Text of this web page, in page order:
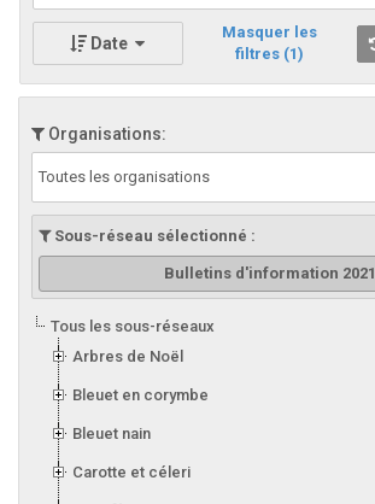
Date
Masquer les
filtres (1)
Organisations:
Toutes les organisations
Sous-réseau sélectionné :
Bulletins d'information 2021
Tous les sous-réseaux
Arbres de Noël
Bleuet en corymbe
Bleuet nain
Carotte et céleri